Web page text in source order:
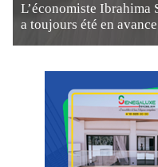
L’économiste Ibrahima
a toujours été en